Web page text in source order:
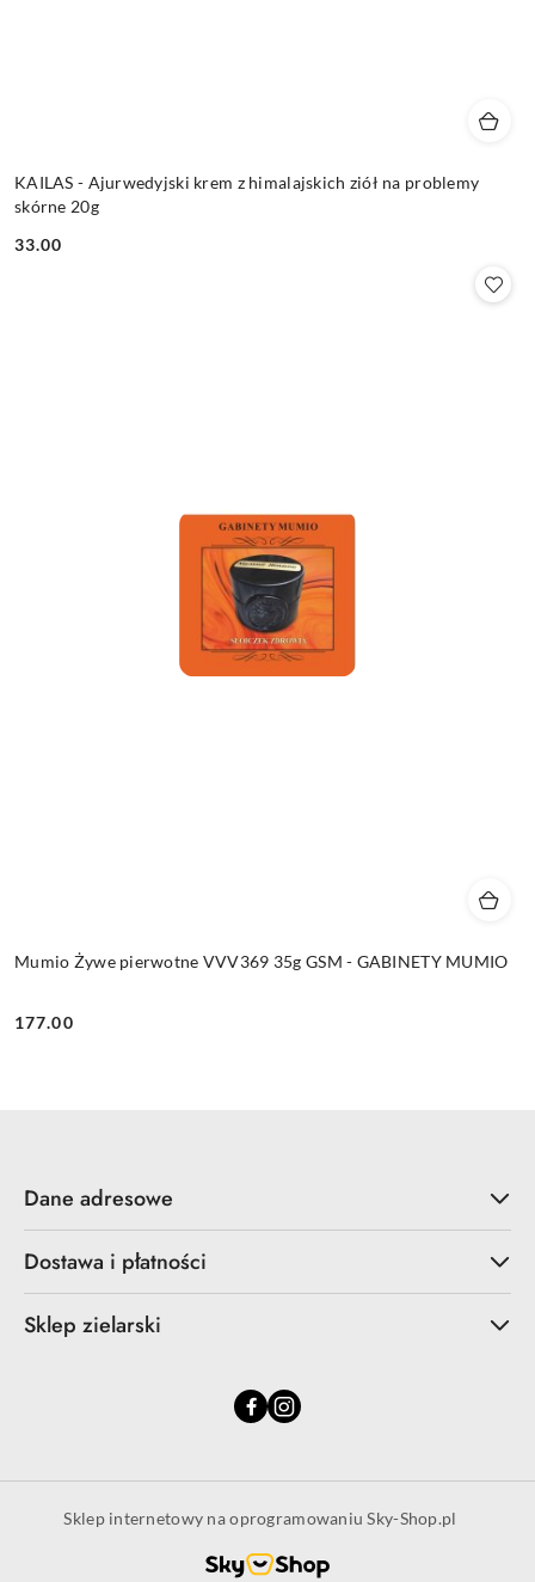
KAILAS - Ajurwedyjski krem z himalajskich ziół na problemy
skórne 20g
Cena:
33.00
Mumio Żywe pierwotne VVV369 35g GSM - GABINETY MUMIO
Cena:
177.00
Dane adresowe
Dostawa i płatności
Sklep zielarski
Sklep internetowy na oprogramowaniu Sky-Shop.pl